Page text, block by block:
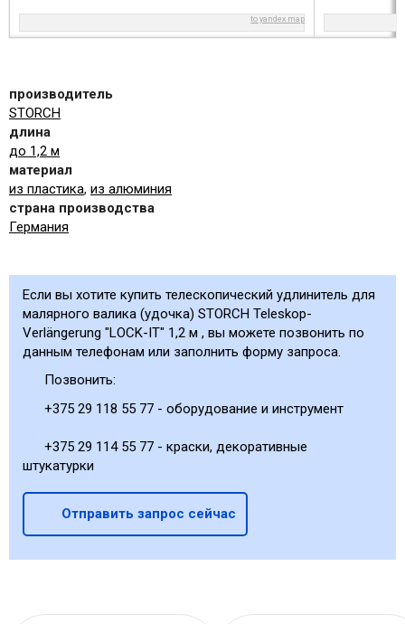
to yandex map
производитель
STORCH
длина
до 1,2 м
материал
из пластика, из алюминия
страна производства
Германия
Если вы хотите купить телескопический удлинитель для
малярного валика (удочка) STORCH Teleskop-
Verlängerung "LOCK-IT" 1,2 м , вы можете позвонить по
данным телефонам или заполнить форму запроса.
Позвонить:
+375 29 118 55 77 - оборудование и инструмент
+375 29 114 55 77 - краски, декоративные
штукатурки
Отправить запрос сейчас